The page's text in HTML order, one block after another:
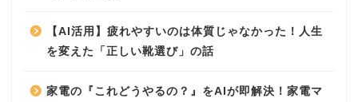
【AI活用】疲れやすいのは体質じゃなかった！人生
を変えた「正しい靴選び」の話
家電の『これどうやるの？』をAIが即解決！家電マ